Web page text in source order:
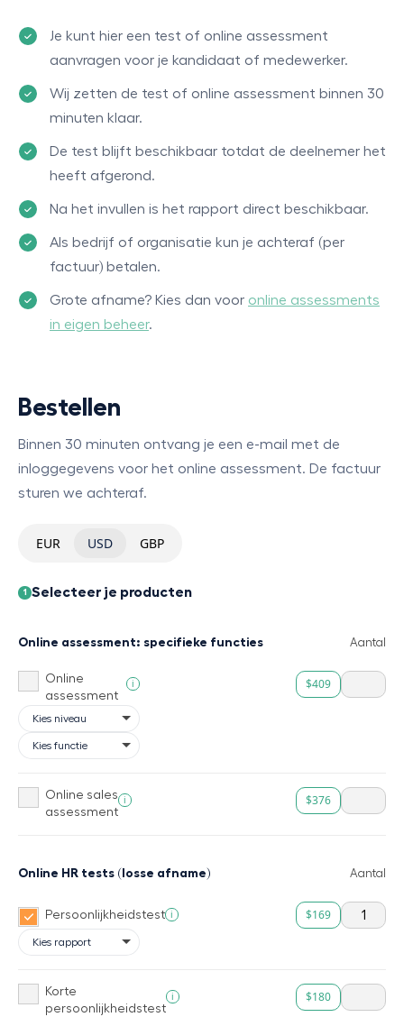
Je kunt hier een test of online assessment
aanvragen voor je kandidaat of medewerker.
Wij zetten de test of online assessment binnen 30
minuten klaar.
De test blijft beschikbaar totdat de deelnemer het
heeft afgerond.
Na het invullen is het rapport direct beschikbaar.
Als bedrijf of organisatie kun je achteraf (per
factuur) betalen.
Grote afname? Kies dan voor online assessments
in eigen beheer.
Bestellen
Binnen 30 minuten ontvang je een e-mail met de
inloggegevens voor het online assessment. De factuur
sturen we achteraf.
EUR USD GBP
1 Selecteer je producten
Online assessment: specifieke functies Aantal
Online
assessment
i $409
Online sales
assessment
i $376
Online HR tests (losse afname) Aantal
Persoonlijkheidstest i $169
Korte
persoonlijkheidstest
i $180